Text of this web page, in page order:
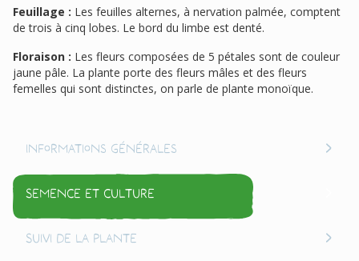
Feuillage : Les feuilles alternes, à nervation palmée, comptent
de trois à cinq lobes. Le bord du limbe est denté.
Floraison : Les fleurs composées de 5 pétales sont de couleur
jaune pâle. La plante porte des fleurs mâles et des fleurs
femelles qui sont distinctes, on parle de plante monoïque.
Informations générales
Semence et culture
Suivi de la plante